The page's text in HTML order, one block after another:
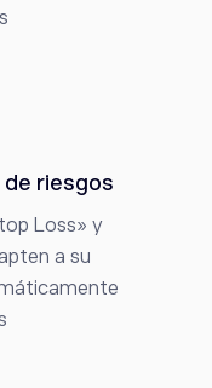
riesgos
Loss» y
a su